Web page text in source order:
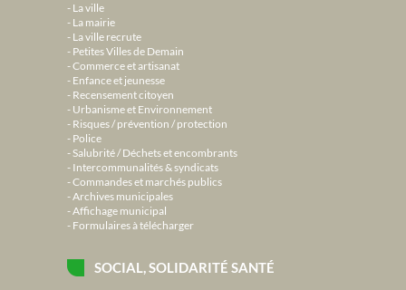
La ville
La mairie
La ville recrute
Petites Villes de Demain
Commerce et artisanat
Enfance et jeunesse
Recensement citoyen
Urbanisme et Environnement
Risques / prévention / protection
Police
Salubrité / Déchets et encombrants
Intercommunalités & syndicats
Commandes et marchés publics
Archives municipales
Affichage municipal
Formulaires à télécharger
SOCIAL, SOLIDARITÉ SANTÉ